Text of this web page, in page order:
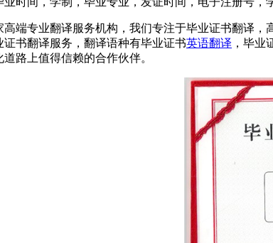
高端专业翻译服务机构，我们专注于毕业证书翻译
书翻译服务，翻译语种有毕业证书英语翻译 ，毕业
路上值得信赖的合作伙伴。